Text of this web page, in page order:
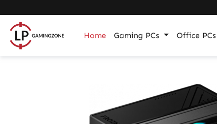
Home Gaming PCs Office PCs